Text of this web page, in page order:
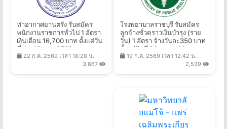
ท่าอากาศยานตรัง รับสมัคร
พนักงานราชการทั่วไป 1 อัตรา
เงินเดือน 16,700 บาท ตั้งแต่วัน
ที่ 4 - 10 ส.ค. 2569
22 ก.ค. 2569 เวลา 18:28 น.
3,867
โรงพยาบาลราชบุรี รับสมัคร
ลูกจ้างชั่วคราวเงินบำรุง (ราย
วัน) 1 อัตรา จ้างวันละ350 บาท
ตั้งแต่วันที่ 20 ก.ค. - 14 ส.ค.
2569
19 ก.ค. 2569 เวลา 12:42 น.
2,539